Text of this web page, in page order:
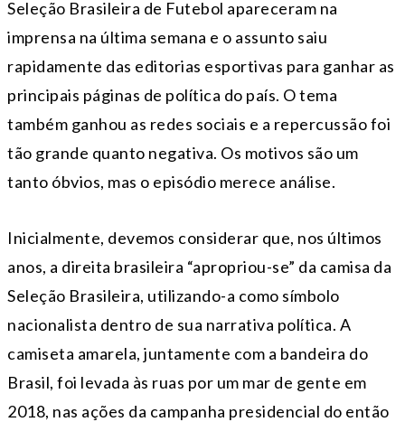
Seleção Brasileira de Futebol apareceram na
imprensa na última semana e o assunto saiu
rapidamente das editorias esportivas para ganhar as
principais páginas de política do país. O tema
também ganhou as redes sociais e a repercussão foi
tão grande quanto negativa. Os motivos são um
tanto óbvios, mas o episódio merece análise.
Inicialmente, devemos considerar que, nos últimos
anos, a direita brasileira “apropriou-se” da camisa da
Seleção Brasileira, utilizando-a como símbolo
nacionalista dentro de sua narrativa política. A
camiseta amarela, juntamente com a bandeira do
Brasil, foi levada às ruas por um mar de gente em
2018, nas ações da campanha presidencial do então